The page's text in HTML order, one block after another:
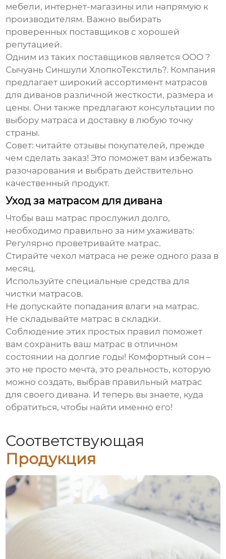
мебели, интернет-магазины или напрямую к
производителям. Важно выбирать
проверенных поставщиков с хорошей
репутацией.
Одним из таких поставщиков является ООО ?
Сычуань Синшули ХлопкоТекстиль?. Компания
предлагает широкий ассортимент матрасов
для диванов различной жесткости, размера и
цены. Они также предлагают консультации по
выбору матраса и доставку в любую точку
страны.
Совет: читайте отзывы покупателей, прежде
чем сделать заказ! Это поможет вам избежать
разочарования и выбрать действительно
качественный продукт.
Уход за матрасом для дивана
Чтобы ваш матрас прослужил долго,
необходимо правильно за ним ухаживать:
Регулярно проветривайте матрас.
Стирайте чехол матраса не реже одного раза в
месяц.
Используйте специальные средства для
чистки матрасов.
Не допускайте попадания влаги на матрас.
Не складывайте матрас в складки.
Соблюдение этих простых правил поможет
вам сохранить ваш матрас в отличном
состоянии на долгие годы! Комфортный сон –
это не просто мечта, это реальность, которую
можно создать, выбрав правильный матрас
для своего дивана. И теперь вы знаете, куда
обратиться, чтобы найти именно его!
Соответствующая
Продукция